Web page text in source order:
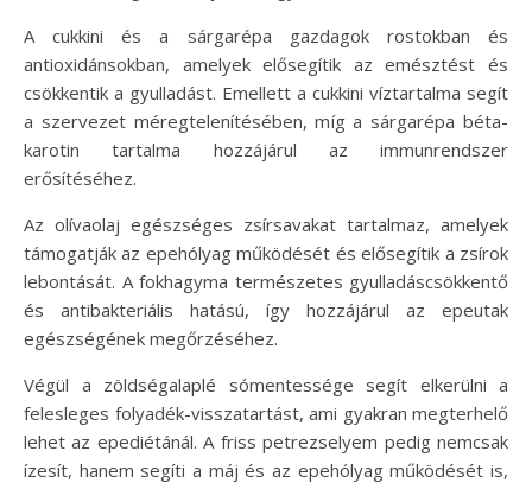
A cukkini és a sárgarépa gazdagok rostokban és
antioxidánsokban, amelyek elősegítik az emésztést és
csökkentik a gyulladást. Emellett a cukkini víztartalma segít
a szervezet méregtelenítésében, míg a sárgarépa béta-
karotin tartalma hozzájárul az immunrendszer
erősítéséhez.
Az olívaolaj egészséges zsírsavakat tartalmaz, amelyek
támogatják az epehólyag működését és elősegítik a zsírok
lebontását. A fokhagyma természetes gyulladáscsökkentő
és antibakteriális hatású, így hozzájárul az epeutak
egészségének megőrzéséhez.
Végül a zöldségalaplé sómentessége segít elkerülni a
felesleges folyadék-visszatartást, ami gyakran megterhelő
lehet az epediétánál. A friss petrezselyem pedig nemcsak
ízesít, hanem segíti a máj és az epehólyag működését is,